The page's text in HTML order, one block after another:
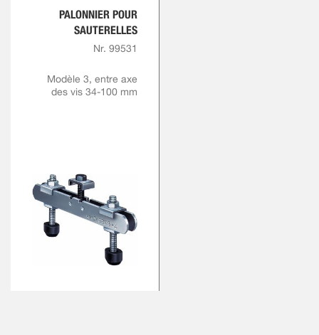
PALONNIER POUR
SAUTERELLES
Nr. 99531
Modèle 3, entre axe
des vis 34-100 mm